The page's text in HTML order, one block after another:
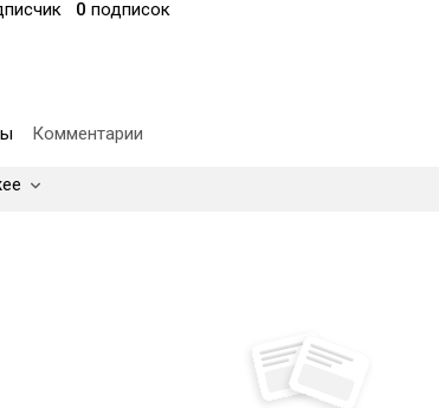
0 подписок
Комментарии